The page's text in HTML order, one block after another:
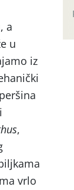
a
u
iz
,
vrlo